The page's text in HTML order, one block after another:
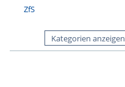
ZfS
Kategorien anzeigen